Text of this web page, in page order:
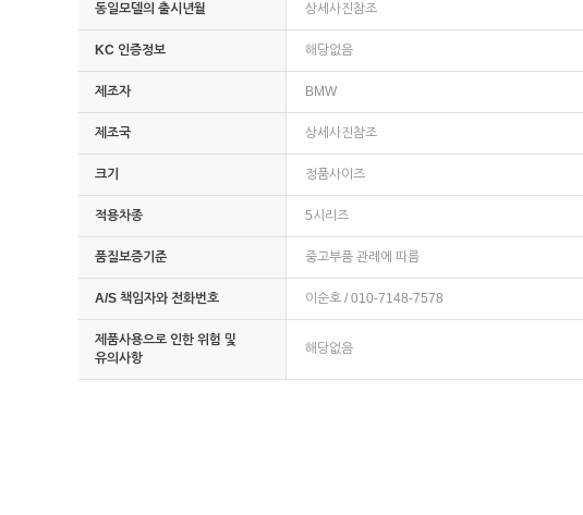
동일모델의 출시년월 상세사진참조
KC 인증정보 해당없음
제조자 BMW
제조국 상세사진참조
크기 정품사이즈
적용차종 5시리즈
품질보증기준 중고부품 관례에 따름
A/S 책임자와 전화번호 이순호 / 010-7148-7578
제품사용으로 인한 위험 및
유의사항
해당없음